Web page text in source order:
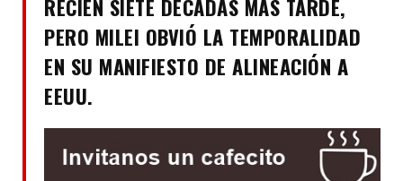
RECIÉN SIETE DÉCADAS MÁS TARDE,
PERO MILEI OBVIÓ LA TEMPORALIDAD
EN SU MANIFIESTO DE ALINEACIÓN A
EEUU.